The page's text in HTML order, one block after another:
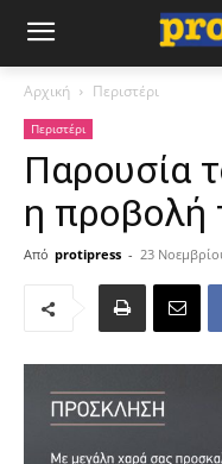
Αρχική Περιστέρι
Περιστέρι
Παρουσία
η προβολή
Από protipress - 23